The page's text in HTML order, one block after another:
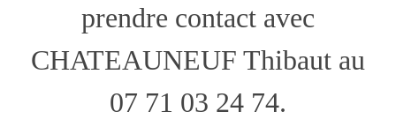
prendre contact avec
CHATEAUNEUF Thibaut au
07 71 03 24 74.